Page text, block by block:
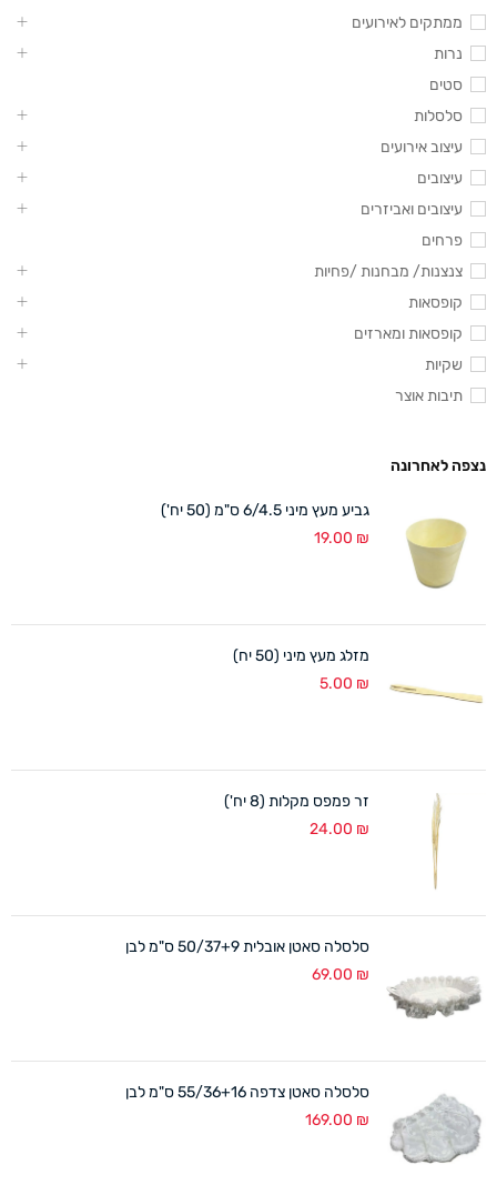
ממתקים לאירועים
נרות
סטים
סלסלות
עיצוב אירועים
עיצובים
עיצובים ואביזרים
פרחים
צנצנות/ מבחנות /פחיות
קופסאות
קופסאות ומארזים
שקיות
תיבות אוצר
נצפה לאחרונה
גביע מעץ מיני 6/4.5 ס"מ (50 יח')
19.00 ₪
מזלג מעץ מיני (50 יח)
5.00 ₪
זר פמפס מקלות (8 יח')
24.00 ₪
סלסלה סאטן אובלית 50/37+9 ס"מ לבן
69.00 ₪
סלסלה סאטן צדפה 55/36+16 ס"מ לבן
169.00 ₪